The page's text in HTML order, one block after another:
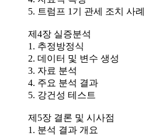
5. 트럼프 1기 관세 조치 사례
제4장 실증분석
1. 추정방정식
2. 데이터 및 변수 생성
3. 자료 분석
4. 주요 분석 결과
5. 강건성 테스트
제5장 결론 및 시사점
1. 분석 결과 개요